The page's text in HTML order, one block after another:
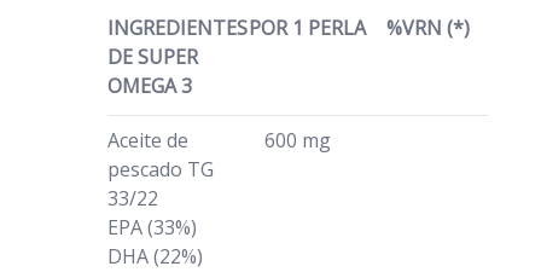
INGREDIENTES
DE SUPER
OMEGA 3
POR 1 PERLA %VRN (*)
Aceite de
pescado TG
33/22
EPA (33%)
DHA (22%)
600 mg